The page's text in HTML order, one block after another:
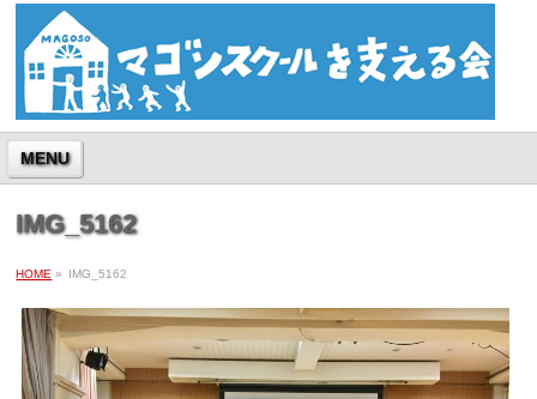
MENU
IMG_5162
HOME » IMG_5162